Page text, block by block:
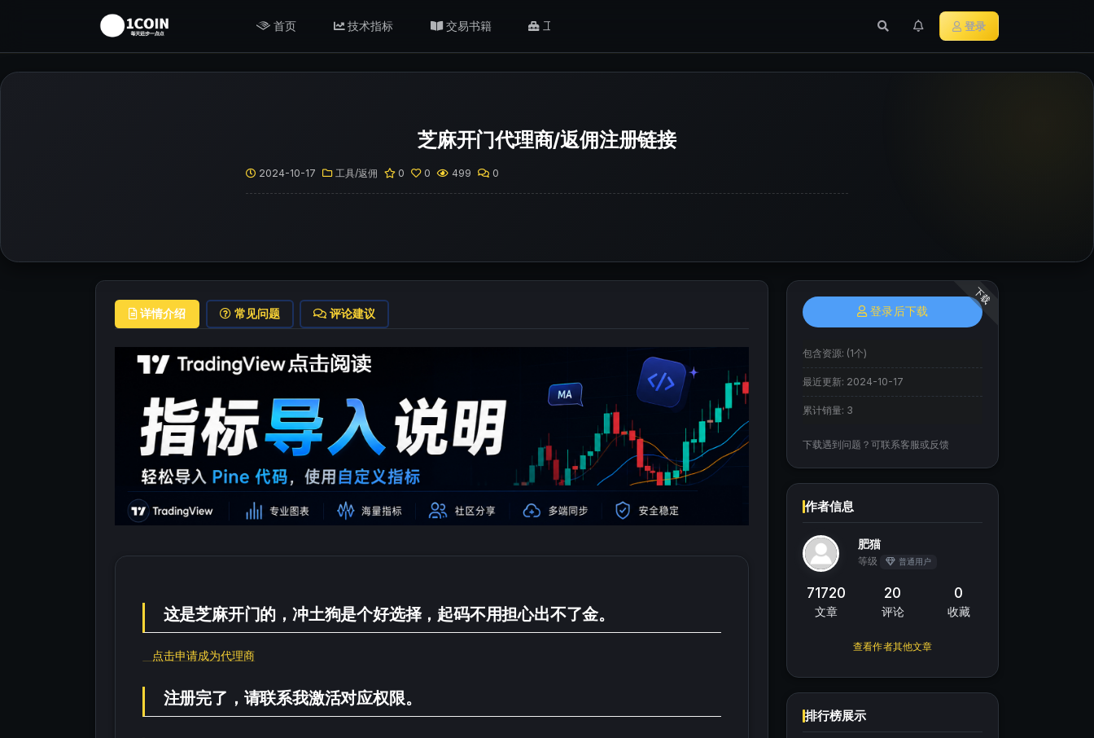
首页 技术指标 交易书籍 工具/返佣 登录
芝麻开门代理商/返佣注册链接
2024-10-17 工具/返佣 0 0 499 0
详情介绍 常见问题 评论建议
这是芝麻开门的，冲土狗是个好选择，起码不用担心出不了金。
点击申请成为代理商
注册完了，请联系我激活对应权限。
下载
登录后下载
包含资源: (1个)
最近更新: 2024-10-17
累计销量: 3
下载遇到问题？可联系客服或反馈
作者信息
肥猫
等级 普通用户
71720
文章
20
评论
0
收藏
查看作者其他文章
排行榜展示